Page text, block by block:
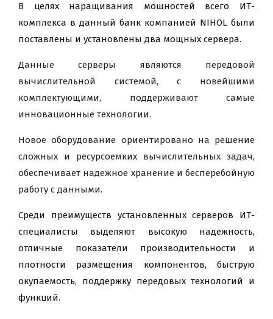
В целях наращивания мощностей всего ИТ-
комплекса в данный банк компанией NIHOL были
поставлены и установлены два мощных сервера.
Данные серверы являются передовой
вычислительной системой, с новейшими
комплектующими, поддерживают самые
инновационные технологии.
Новое оборудование ориентировано на решение
сложных и ресурсоемких вычислительных задач,
обеспечивает надежное хранение и бесперебойную
работу с данными.
Среди преимуществ установленных серверов ИТ-
специалисты выделяют высокую надежность,
отличные показатели производительности и
плотности размещения компонентов, быструю
окупаемость, поддержку передовых технологий и
функций.